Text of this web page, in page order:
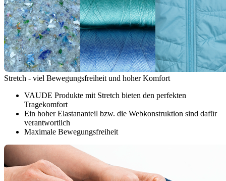
Stretch - viel Bewegungsfreiheit und hoher Komfort
VAUDE Produkte mit Stretch bieten den perfekten
Tragekomfort
Ein hoher Elastananteil bzw. die Webkonstruktion sind dafür
verantwortlich
Maximale Bewegungsfreiheit